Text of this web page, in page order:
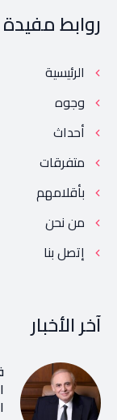
روابط مفيدة
الرئيسية
وجوه
أحداث
متفرقات
بأقلامهم
من نحن
إتصل بنا
آخر الأخبار